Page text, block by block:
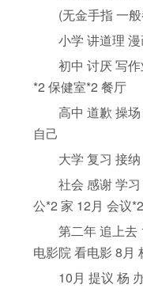
(无金手指 一般
小学 讲道理 漫
初中 讨厌 写作
*2 保健室*2 餐厅
高中 道歉 操场
自己
大学 复习 接纳
社会 感谢 学习
公*2 家 12月 会议
第二年 追上去 1
电影院 看电影 8月
10月 提议 杨 办